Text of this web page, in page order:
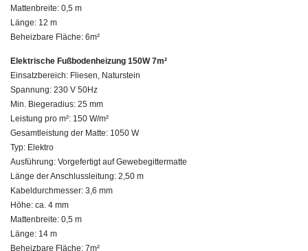
Mattenbreite: 0,5 m
Länge: 12 m
Beheizbare Fläche: 6m²
Elektrische Fußbodenheizung 150W 7m²
Einsatzbereich: Fliesen, Naturstein
Spannung: 230 V 50Hz
Min. Biegeradius: 25 mm
Leistung pro m²: 150 W/m²
Gesamtleistung der Matte: 1050 W
Typ: Elektro
Ausführung: Vorgefertigt auf Gewebegittermatte
Länge der Anschlussleitung: 2,50 m
Kabeldurchmesser: 3,6 mm
Höhe: ca. 4 mm
Mattenbreite: 0,5 m
Länge: 14 m
Beheizbare Fläche: 7m²